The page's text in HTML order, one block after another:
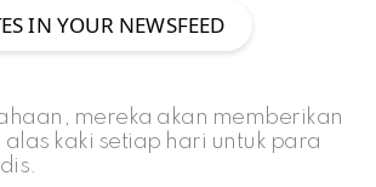
IN YOUR NEWSFEED
mereka akan memberikan
kaki setiap hari untuk para